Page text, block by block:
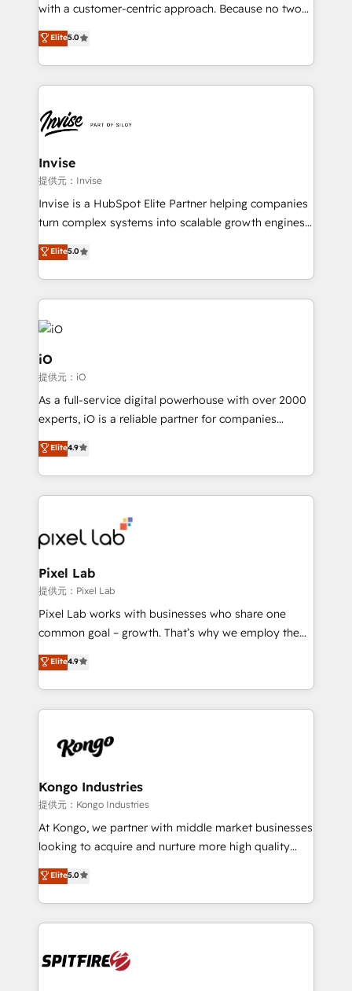
brings us to our mission; to effectively guide as
much Benelux companies as possible to be
with a customer-centric approach. Because no two
clients have the same needs, Quattro offer a
bespoke approach for every client. Services include
business growth strategies, sales enablement, CRM
set-up, Migrations, Integrations, Enterprise level
Ops Hub Software, inbound marketing strategy,
content strategies, branding, HubSpot CMS,
bespoke web apps and growth driven design
websites. Experienced in helping Global B2B
Manufacturers, Fintech, Professional Services, IT and
SaaS industries.
Elite5.0
Invise
提供元：Invise
Invise is a HubSpot Elite Partner helping companies
turn complex systems into scalable growth engines.
We combine strategy, technology and change
management to drive measurable results. As part of
the fast-growing Siloy Group, we unite more than
250+ HubSpot experts across Europe – ready to
build a CRM architecture optimized to support your
business goals. Talk to us if you’re looking to: -
Connect marketing, sales and operations around one
reliable source of truth - Unlock the full value of your
CRM and marketing data, not just implement a
system - Accelerate impact with a partner who
Elite5.0
iO
提供元：iO
As a full-service digital powerhouse with over 2000
experts, iO is a reliable partner for companies
looking to strengthen their position in the fields of
marketing, technology, content, strategy and
creation. iO combines in-depth knowledge on both
the marketing and technology end of HubSpot,
from end-to-end. Teams of marketing specialists,
developers, copywriters and designers work side by
side to meet the specific demands of every client
and project. Dedicated HubSpot teams combine all
skills for HubSpot projects from strategy to
implementation and training. Skilled in-house
complex API integrations with external platforms.
Working from several campuses across Belgium, The
such as Brussels Airport, Volvo, Farmaline, Agilitas,
Streamz and Michelin.
Elite4.9
Pixel Lab
提供元：Pixel Lab
Pixel Lab works with businesses who share one
common goal – growth. That’s why we employ the
latest innovations in disruptive technology in our
approach to web design, sales enablement and
inbound marketing that deliver month-on-month
growth for our client's businesses. These methods
exactly where your marketing budget is being used
and overall revenue to a level not feasible with
traditional methods. If you’re a frustrated marketing
manager or business owner sick of wasting budget
with generic agencies and their outdated methods,
just like yours attract more high-quality leads
throughout each stage of the buying cycle with
enable sales teams with the process, technology and
training to smash targets.
Elite4.9
Kongo Industries
提供元：Kongo Industries
At Kongo, we partner with middle market businesses
looking to acquire and nurture more high quality
leads. We use digital media, marketing cloud,
automation and software integration to drive sales
and, deliver clarity on marketing expenditure.
Elite5.0